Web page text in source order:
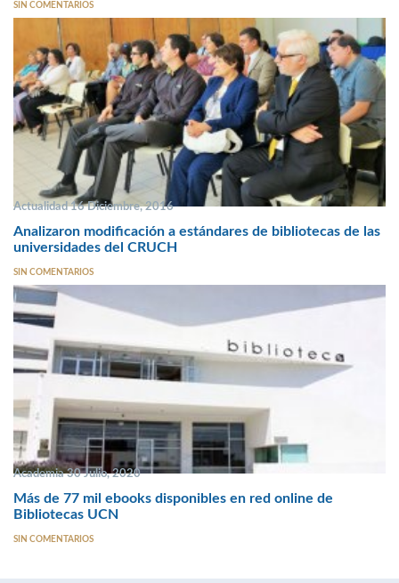
SIN COMENTARIOS
Actualidad 16 Diciembre, 2016
Analizaron modificación a estándares de bibliotecas de las
universidades del CRUCH
SIN COMENTARIOS
Academia 30 Julio, 2020
Más de 77 mil ebooks disponibles en red online de
Bibliotecas UCN
SIN COMENTARIOS